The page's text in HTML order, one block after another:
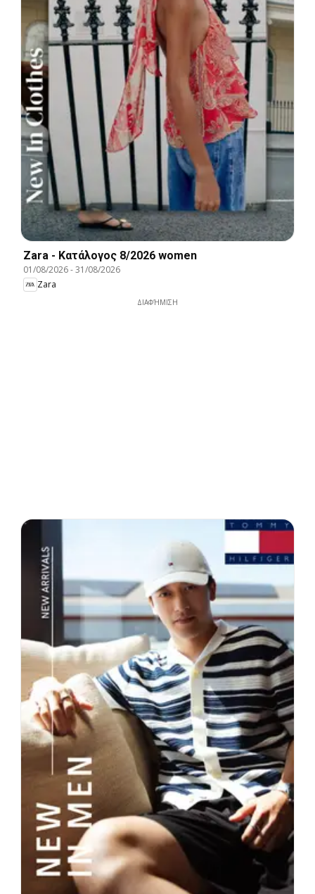
Zara - Kατάλογος 8/2026 women
01/08/2026-31/08/2026
Zara
ΔΙΑΦΉΜΙΣΗ